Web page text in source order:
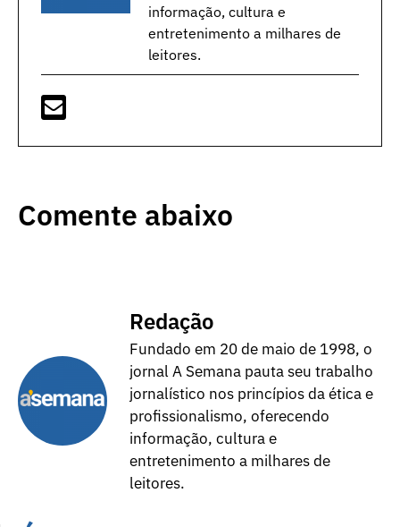
informação, cultura e
entretenimento a milhares de
leitores.
Comente abaixo
Redação
Fundado em 20 de maio de 1998, o
jornal A Semana pauta seu trabalho
jornalístico nos princípios da ética e
profissionalismo, oferecendo
informação, cultura e
entretenimento a milhares de
leitores.